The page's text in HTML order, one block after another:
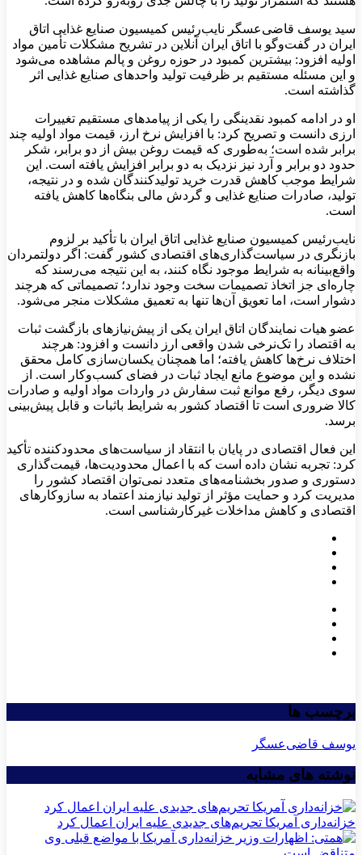
سید یوسف قاضی‌عسگر نایب‌رئیس کمیسیون صنایع غذایی اتاق
ایران در گفت‌وگو با اتاق ایران آنلاین در تشریح مشکلات تأمین مواد
اولیه افزود: بیشترین کمبود در حوزه روغن و پالم مشاهده می‌شود
و این مسئله مستقیم بر ظرفیت تولید واحدهای صنایع غذایی اثر
گذاشته است.
او در ادامه کمبود نقدینگی را یکی از پیامدهای مستقیم تغییرات
ارزی دانست و تصریح کرد: با افزایش نرخ ارز، قیمت مواد اولیه چند
برابر شده است؛ به‌طوری که قیمت روغن بیش از دو برابر، شکر
حدود دو برابر و آرد نیز نزدیک به دو برابر افزایش یافته است. این
شرایط موجب کاهش قدرت خرید تولیدکنندگان شده و در نتیجه،
تولید، صادرات صنایع غذایی و گردش مالی بنگاه‌ها کاهش یافته
است.
نایب‌رئیس کمیسیون صنایع غذایی اتاق ایران با تأکید بر لزوم
بازنگری در سیاست‌گذاری‌های اقتصادی کشور گفت: اگر دولتمردان
واقع‌بینانه به شرایط موجود نگاه کنند، به این نتیجه می‌رسند که
چاره‌ای جز اتخاذ تصمیمات سخت وجود ندارد؛ تصمیماتی که هرچند
دشوار است، اما تعویق آن‌ها تنها به تعمیق مشکلات منجر می‌شود.
عضو هیات نمایندگان اتاق ایران یکی از پیش‌نیازهای بازگشت ثبات
به اقتصاد را تک‌نرخی شدن واقعی ارز دانست و افزود: هرچند
اختلاف نرخ‌ها کاهش یافته؛ اما همچنان یکسان‌سازی کامل محقق
نشده و این موضوع مانع ایجاد ثبات در فضای کسب‌وکار است. از
سوی دیگر، رفع موانع ثبت سفارش در واردات مواد اولیه و صادرات
کالا ضروری است تا اقتصاد کشور به شرایط باثبات و قابل پیش‌بینی
برسد.
این فعال اقتصادی در پایان با انتقاد از سیاست‌های محدودکننده تأکید
کرد: تجربه نشان داده است که با اعمال محدودیت‌ها، قیمت‌گذاری
دستوری و صدور بخشنامه‌های متعدد نمی‌توان اقتصاد کشور را
مدیریت کرد و حمایت مؤثر از تولید نیازمند اعتماد به سازوکارهای
اقتصادی و کاهش مداخلات غیرکارشناسی است.
برچسب ها
یوسف قاضی‌عسگر
نوشته های مشابه
خزانه‌داری آمریکا تحریم‌های جدیدی علیه ایران اعمال کرد